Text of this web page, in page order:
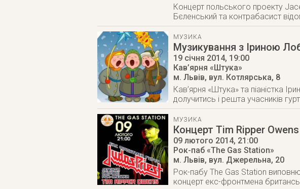
Концерт польського проекту
Бєленський та контрабасист
МУЗИКА
Музикування з Іриною
19 січня 2014, 19:00
Кав’ярня «Штука»
м. Львів, вул. Котлярська, 8
Кав’ярня «Штука» та піаністка
долучитись і решта учасників
МУЗИКА
Концерт Tim Ripper
09 лютого 2014, 21:00
Рок-паб «The Gas Station»
м. Львів, вул. Джерельна, 20
Рок-пабу The Gas Station
концерт екс-фронтмена